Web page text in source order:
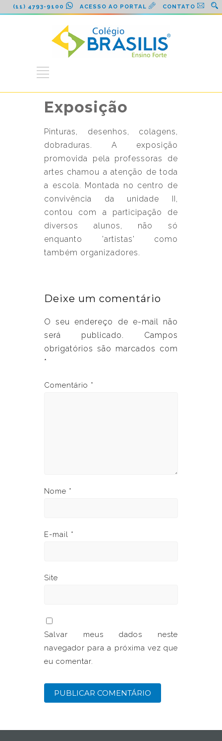
(11) 4793-9100 ACESSO AO PORTAL CONTATO
Exposição
Pinturas, desenhos, colagens,
dobraduras. A exposição
promovida pela professoras de
artes chamou a atenção de toda
a escola. Montada no centro de
convivência da unidade II,
contou com a participação de
diversos alunos, não só
enquanto 'artistas' como
também organizadores.
Deixe um comentário
O seu endereço de e-mail não
será publicado.
Campos
obrigatórios são marcados com
*
Comentário *
Nome *
E-mail *
Site
Salvar meus dados neste
navegador para a próxima vez que
eu comentar.